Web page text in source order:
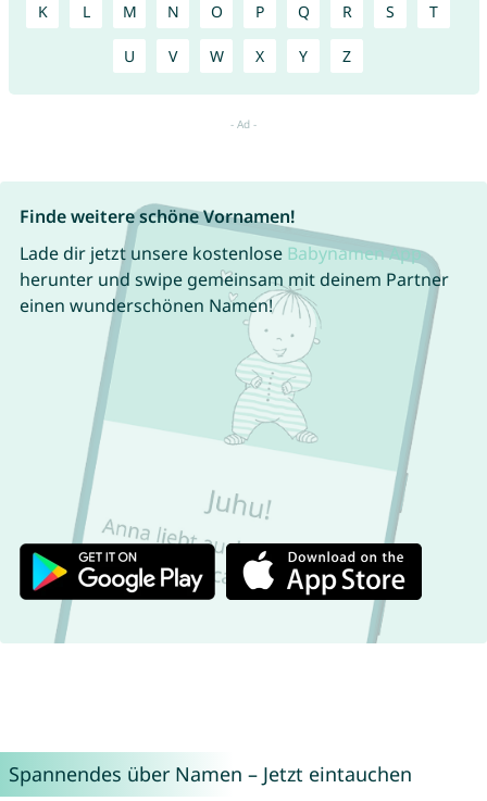
K L M N O P Q R S T
U V W X Y Z
Finde weitere schöne Vornamen!
Lade dir jetzt unsere kostenlose Babynamen App
herunter und swipe gemeinsam mit deinem Partner
einen wunderschönen Namen!
Spannendes über Namen – Jetzt eintauchen